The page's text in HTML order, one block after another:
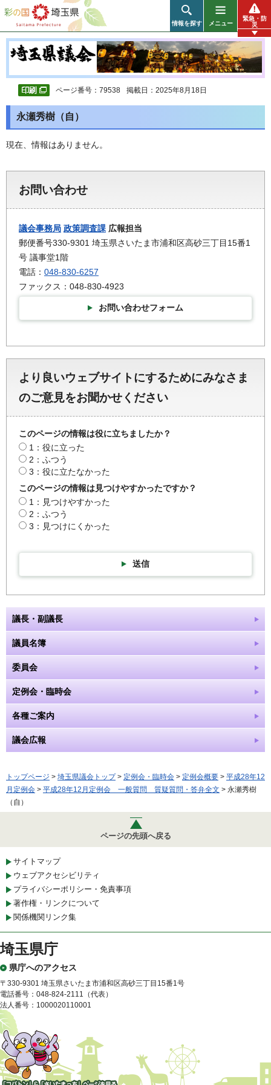
彩の国 埼玉県
情報を探す メニュー
緊急・防
災
ページ番号：79538 掲載日：2025年8月18日
永瀬秀樹（自）
現在、情報はありません。
お問い合わせ
議会事務局 政策調査課 広報担当
郵便番号330-9301 埼玉県さいたま市浦和区高砂三丁目15番1
号 議事堂1階
電話： 048-830-6257
ファックス：048-830-4923
お問い合わせフォーム
より良いウェブサイトにするためにみなさま
のご意見をお聞かせください
このページの情報は役に立ちましたか？
1：役に立った
2：ふつう
3：役に立たなかった
このページの情報は見つけやすかったですか？
1：見つけやすかった
2：ふつう
3：見つけにくかった
送信
議長・副議長
議員名簿
委員会
定例会・臨時会
各種ご案内
議会広報
トップページ > 埼玉県議会トップ> 定例会・臨時会 > 定例会概要 > 平成28年12
月定例会 > 平成28年12月定例会 一般質問 質疑質問・答弁全文 > 永瀬秀樹
（自）
ページの先頭へ戻る
サイトマップ
ウェブアクセシビリティ
プライバシーポリシー・免責事項
著作権・リンクについて
関係機関リンク集
埼玉県庁
県庁へのアクセス
〒330-9301 埼玉県さいたま市浦和区高砂三丁目15番1号
電話番号：048-824-2111（代表）
法人番号：1000020110001